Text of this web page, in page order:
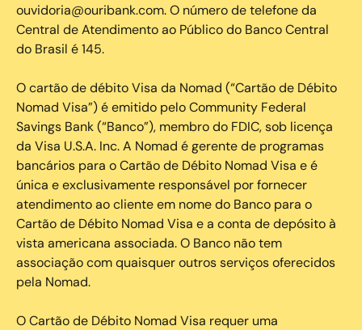
ouvidoria@ouribank.com. O número de telefone da
Central de Atendimento ao Público do Banco Central
do Brasil é 145.
O cartão de débito Visa da Nomad (“Cartão de Débito
Nomad Visa”) é emitido pelo Community Federal
Savings Bank (“Banco”), membro do FDIC, sob licença
da Visa U.S.A. Inc. A Nomad é gerente de programas
bancários para o Cartão de Débito Nomad Visa e é
única e exclusivamente responsável por fornecer
atendimento ao cliente em nome do Banco para o
Cartão de Débito Nomad Visa e a conta de depósito à
vista americana associada. O Banco não tem
associação com quaisquer outros serviços oferecidos
pela Nomad.
O Cartão de Débito Nomad Visa requer uma